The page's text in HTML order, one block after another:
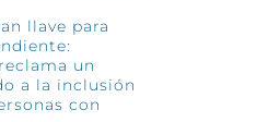
llave para
un
a la inclusión
con